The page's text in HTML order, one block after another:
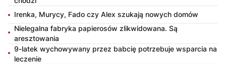
Irenka, Murycy, Fado czy Alex szukają nowych domów
Nielegalna fabryka papierosów zlikwidowana. Są
aresztowania
9-latek wychowywany przez babcię potrzebuje wsparcia na
leczenie